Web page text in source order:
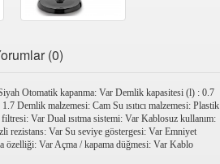
(0)
Otomatik kapanma: Var Demlik kapasitesi (l) : 0.7
1.7 Demlik malzemesi: Cam Su ısıtıcı malzemesi: Plastik
Var Dual ısıtma sistemi: Var Kablosuz kullanım:
rezistans: Var Su seviye göstergesi: Var Emniyet
özelliği: Var Açma / kapama düğmesi: Var Kablo